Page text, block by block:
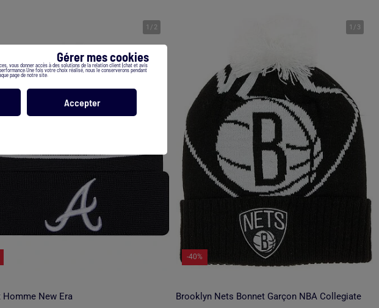
Gérer mes cookies
vous donner accès à des solutions de la relation client (chat et avis
fois votre choix réalisé, nous le conserverons pendant
page de notre site.
Accepter
1 / 2
Homme New Era
1 / 3
-40%
Brooklyn Nets Bonnet Garçon NBA Collegiate